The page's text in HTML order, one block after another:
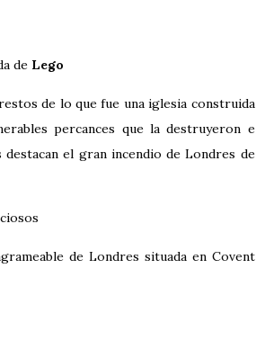
de Lego
de lo que fue una iglesia construida
percances que la destruyeron e
el gran incendio de Londres de
de Londres situada en Covent